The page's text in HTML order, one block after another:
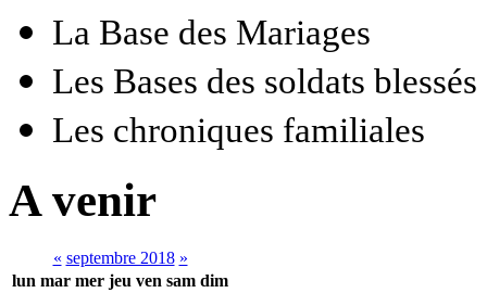
La Base des Mariages
Les Bases des soldats
Les chroniques familiales
A venir
« septembre 2018 »
lun mar mer jeu ven sam dim